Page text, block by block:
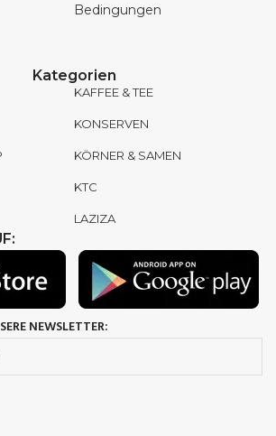
Bedingungen
Kategorien
KAFFEE & TEE
KONSERVEN
KÖRNER & SAMEN
KTC
LAZIZA
NEWSLETTER: